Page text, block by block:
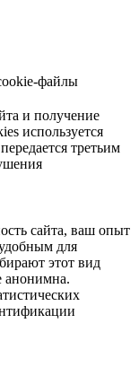
файлы
и получение
используется
третьим
сайта, ваш опыт
для
этот вид
анонимна.